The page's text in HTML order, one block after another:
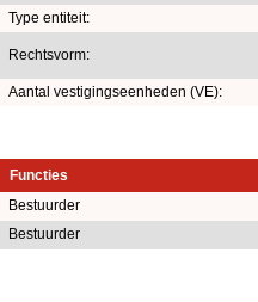
Type entiteit:
Rechtsvorm:
Aantal vestigingseenheden (VE):
Functies
Bestuurder
Bestuurder